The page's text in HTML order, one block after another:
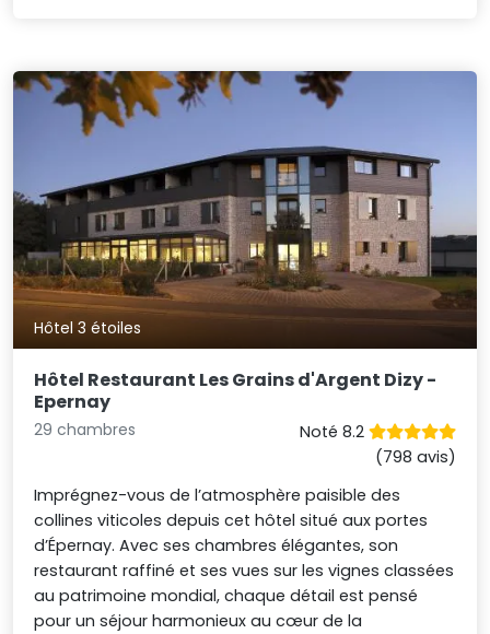
Hôtel 3 étoiles
Hôtel Restaurant Les Grains d'Argent Dizy -
Epernay
29 chambres
Noté 8.2
(798 avis)
Imprégnez-vous de l’atmosphère paisible des
collines viticoles depuis cet hôtel situé aux portes
d’Épernay. Avec ses chambres élégantes, son
restaurant raffiné et ses vues sur les vignes classées
au patrimoine mondial, chaque détail est pensé
pour un séjour harmonieux au cœur de la